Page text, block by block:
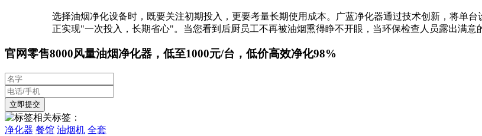
选择油烟净化设备时，既要关注初期投入，更要考量长期使用成本。广蓝净化器通过技术创新，将单
正实现"一次投入，长期省心"。当您看到后厨员工不再被油烟熏得睁不开眼，当环保检查人员露出满
官网零售8000风量油烟净化器，低至1000元/台，低价高效净化98%
相关标签：
净化器 餐馆 油烟机 全套